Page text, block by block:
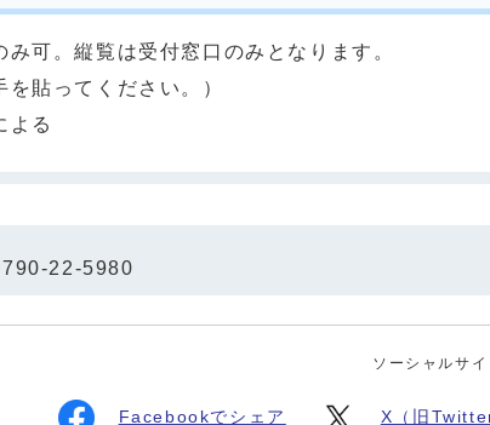
可。縦覧は受付窓口のみとなります。
貼ってください。）
よる
22-5980
ソーシャルサ
Facebookでシェア X（旧